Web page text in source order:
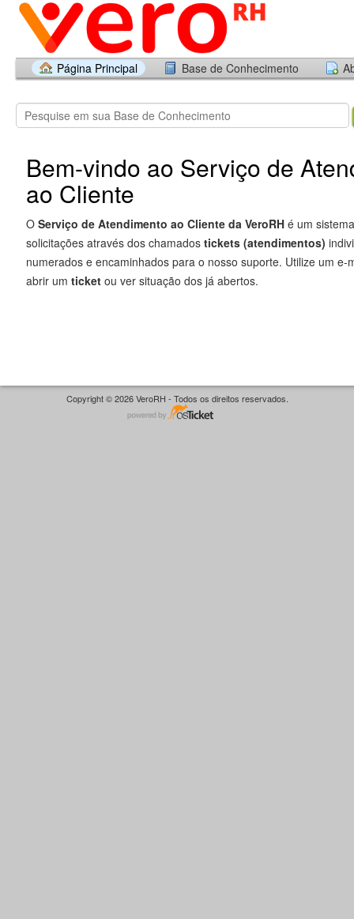
Página Principal Base de Conhecimento
Bem-vindo ao Serviço de
ao Cliente
OServiço de Atendimento ao Cliente da VeroRH é um
solicitações através dos chamados tickets (atendimentos)
numerados e encaminhados para o nosso suporte. Utilize um e-
abrir um ticketou ver situação dos já abertos.
Copyright © 2026 VeroRH - Todos os direitos reservados.